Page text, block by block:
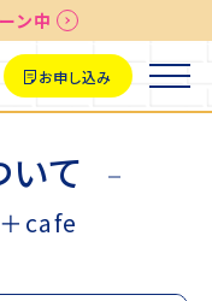
ン中
け7日後
お申し込み
いて
cafe